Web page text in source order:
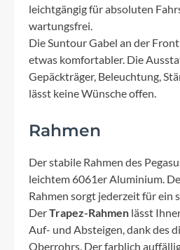
leichtgängig für absoluten
wartungsfrei.
Die Suntour Gabel an der
etwas komfortabler. Die
Gepäckträger, Beleuchtung,
lässt keine Wünsche offen.
Rahmen
Der stabile Rahmen des
leichtem 6061er Aluminium.
Rahmen sorgt jederzeit für ein
DerTrapez-Rahmen lässt
Auf- und Absteigen, dank des
Oberrohrs. Der farblich